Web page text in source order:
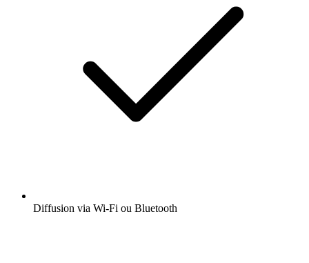
Diffusion via Wi-Fi ou Bluetooth